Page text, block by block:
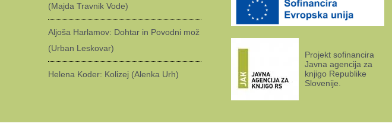
(Majda Travnik Vode)
Aljoša Harlamov: Dohtar in Povodni mož
(Urban Leskovar)
Helena Koder: Kolizej (Alenka Urh)
Projekt sofinancira
Javna agencija za
knjigo Republike
Slovenije.